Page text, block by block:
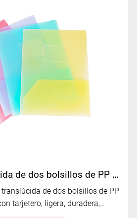
Carpeta translúcida de dos bolsillos de PP con ranura para tarjeta de presentación | MFO-054
translúcida de dos bolsillos de PP
tarjetero, ligera, duradera,